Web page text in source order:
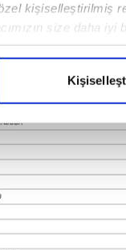
kişiselleştirilmiş
size daha
vermedikleri
Sitemizde
olup
daha
sınırlı
panel vasıtasıyla